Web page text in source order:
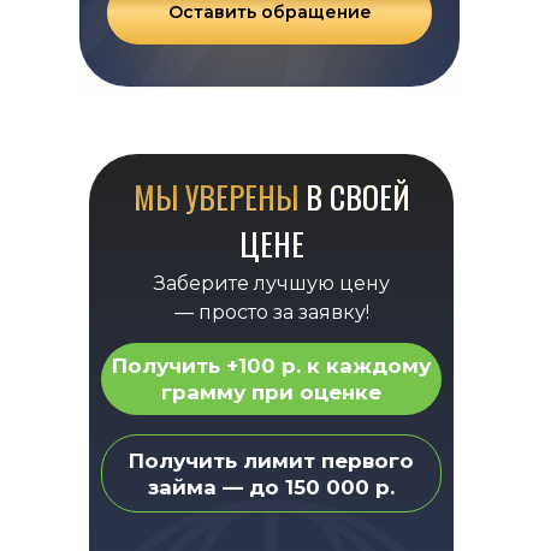
Оставить обращение
МЫ УВЕРЕНЫ В СВОЕЙ
ЦЕНЕ
Заберите лучшую цену
— просто за заявку!
Получить +100 р. к каждому
грамму при оценке
Получить лимит первого
займа — до 150 000 р.